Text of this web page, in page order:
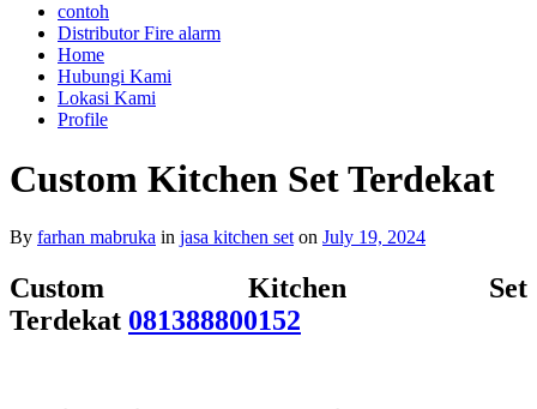
contoh
Distributor Fire alarm
Home
Hubungi Kami
Lokasi Kami
Profile
Custom Kitchen Set Terdekat
By farhan mabruka in jasa kitchen set on July 19, 2024
Custom Kitchen Set
Terdekat 081388800152